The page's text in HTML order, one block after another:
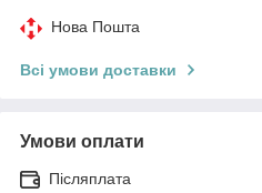
Нова Пошта
Всі умови доставки
Умови оплати
Післяплата